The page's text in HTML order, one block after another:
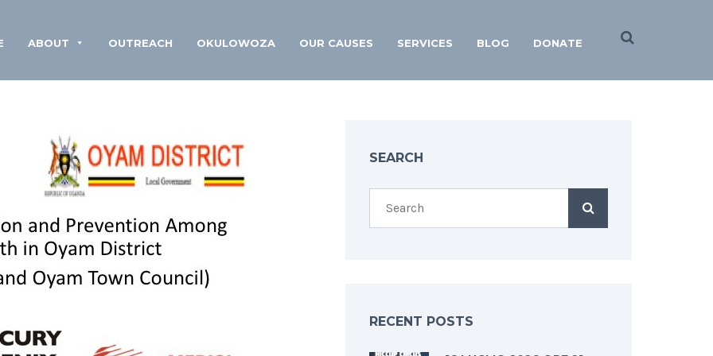
ABOUT OUTREACH OKULOWOZA OUR CAUSES SERVICES BLOG DONATE
SEARCH
RECENT POSTS